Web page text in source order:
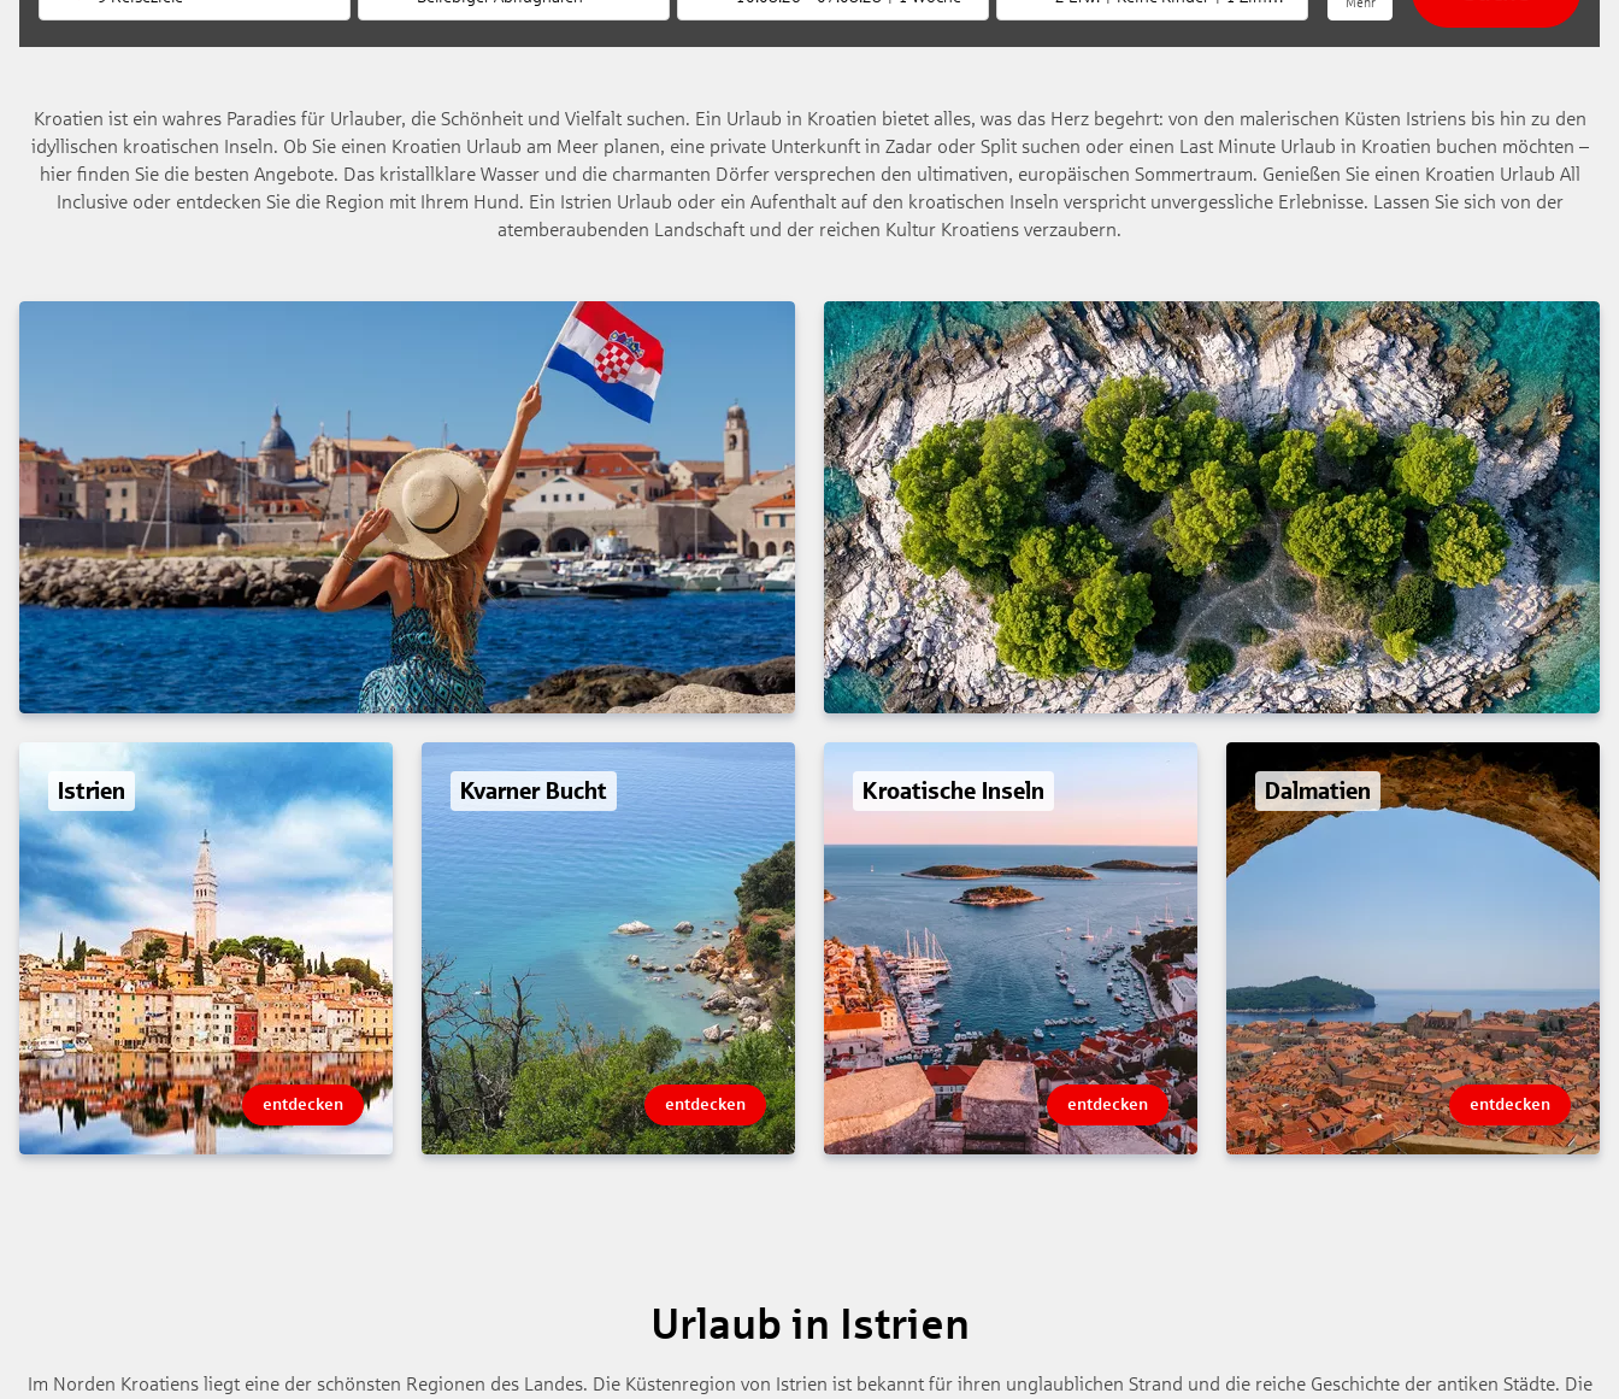
Kroatien ist ein wahres Paradies für Urlauber, die Schönheit und Vielfalt suchen. Ein Urlaub in Kroatien bietet alles, was das Herz begehrt: von den malerischen Küsten Istriens bis hin zu den
idyllischen kroatischen Inseln. Ob Sie einen Kroatien Urlaub am Meer planen, eine private Unterkunft in Zadar oder Split suchen oder einen Last Minute Urlaub in Kroatien buchen möchten –
hier finden Sie die besten Angebote. Das kristallklare Wasser und die charmanten Dörfer versprechen den ultimativen, europäischen Sommertraum. Genießen Sie einen Kroatien Urlaub All
Inclusive oder entdecken Sie die Region mit Ihrem Hund. Ein Istrien Urlaub oder ein Aufenthalt auf den kroatischen Inseln verspricht unvergessliche Erlebnisse. Lassen Sie sich von der
atemberaubenden Landschaft und der reichen Kultur Kroatiens verzaubern.
Istrien
entdecken
Kvarner Bucht
entdecken
Kroatische Inseln
entdecken
Dalmatien
entdecken
Urlaub in Istrien
Im Norden Kroatiens liegt eine der schönsten Regionen des Landes. Die Küstenregion von Istrien ist bekannt für ihren unglaublichen Strand und die reiche Geschichte der antiken Städte. Die